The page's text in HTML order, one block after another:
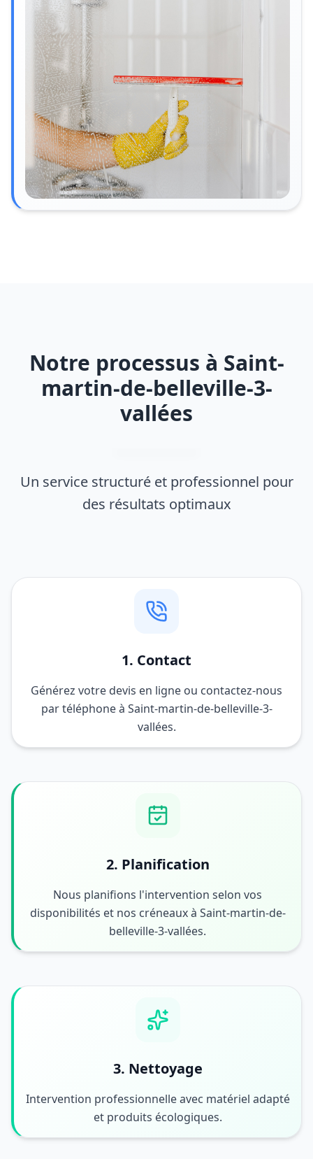
Notre processus à Saint-
martin-de-belleville-3-
vallées
Un service structuré et professionnel pour
des résultats optimaux
1. Contact
Générez votre devis en ligne ou contactez-nous
par téléphone à Saint-martin-de-belleville-3-
vallées.
2. Planification
Nous planifions l'intervention selon vos
disponibilités et nos créneaux à Saint-martin-de-
belleville-3-vallées.
3. Nettoyage
Intervention professionnelle avec matériel adapté
et produits écologiques.